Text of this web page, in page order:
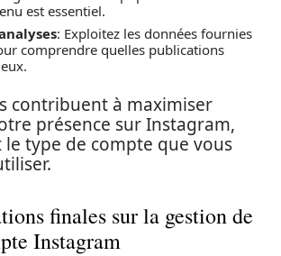
est essentiel.
: Exploitez les données fournies
comprendre quelles publications
contribuent à maximiser
présence sur Instagram,
type de compte que vous
finales sur la gestion de
Instagram